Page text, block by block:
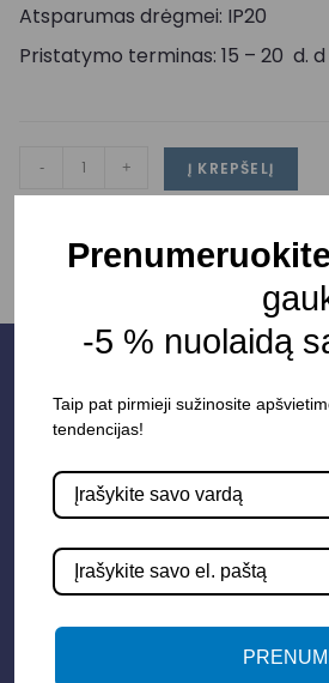
Atsparumas drėgmei: IP20
Pristatymo terminas: 15 – 20 d. d
- + Į KREPŠELĮ
Apšvietimo sistemos
-5 % nuolaidą
Taip pat pirmieji sužinosite
tendencijas!